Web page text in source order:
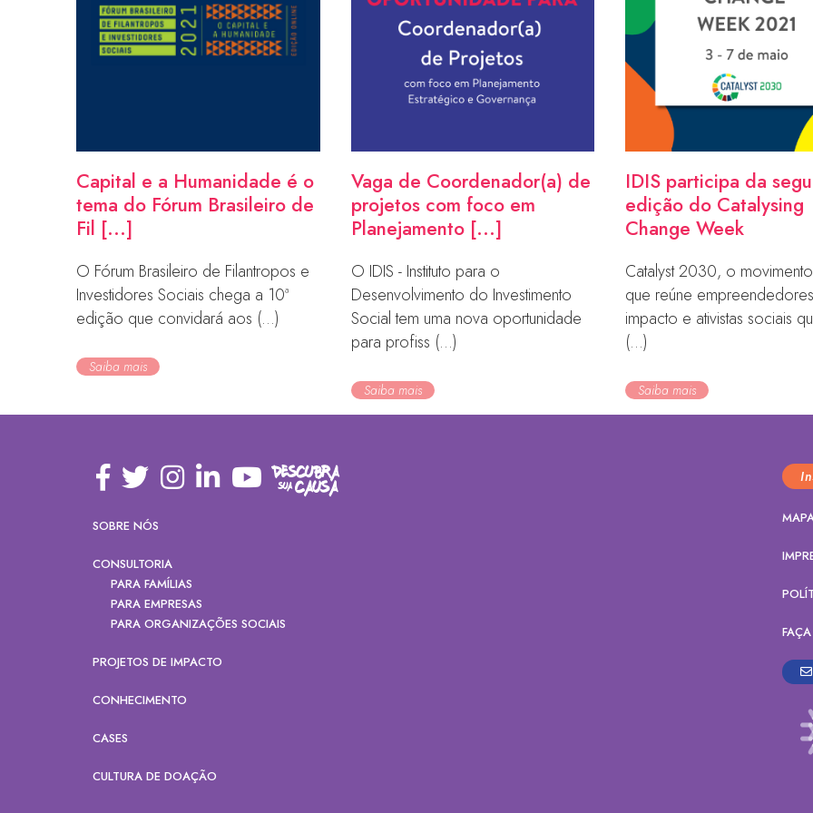
Capital e a Humanidade é o
tema do Fórum Brasileiro de
Fil [...]
O Fórum Brasileiro de Filantropos e
Investidores Sociais chega a 10ª
edição que convidará aos (...)
Saiba mais
Vaga de Coordenador(a) de
projetos com foco em
Planejamento [...]
O IDIS - Instituto para o
Desenvolvimento do Investimento
Social tem uma nova oportunidade
para profiss (...)
Saiba mais
IDIS participa da
edição do Catalysing
Change Week
Catalyst 2030, o
que reúne
impacto e ativistas sociais
(...)
Saiba mais
SOBRE NÓS
CONSULTORIA
PARA FAMÍLIAS
PARA EMPRESAS
PARA ORGANIZAÇÕES SOCIAIS
PROJETOS DE IMPACTO
CONHECIMENTO
CASES
CULTURA DE DOAÇÃO